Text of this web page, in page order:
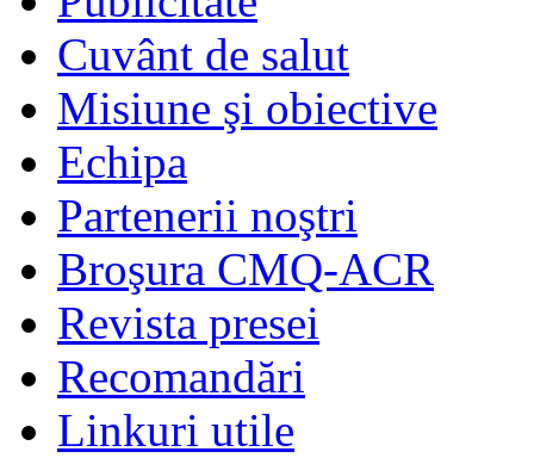
Cuvânt de salut
Misiune şi obiective
Echipa
Partenerii noştri
Broşura CMQ-ACR
Revista presei
Recomandări
Linkuri utile